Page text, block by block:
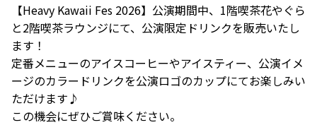
【Heavy Kawaii Fes 2026】公演期間中、1階喫茶花やぐら
と2階喫茶ラウンジにて、公演限定ドリンクを販売いたし
ます！
定番メニューのアイスコーヒーやアイスティー、公演イメ
ージのカラードリンクを公演ロゴのカップにてお楽しみい
ただけます♪
この機会にぜひご賞味ください。